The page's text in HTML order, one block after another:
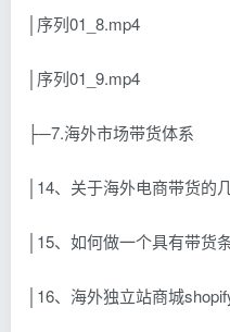
│序列01_8.mp4
│序列01_9.mp4
├─7.海外市场带货体系
│14、关于海外电商带货的
│15、如何做一个具有带货
│16、海外独立站商城